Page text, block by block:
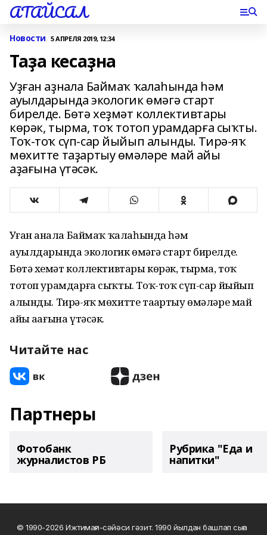
АТАЙСАЛ
Новости 5 АПРЕЛЯ 2019, 12:34
Таҙа кесаҙна
Уҙған аҙнала Баймаҡ ҡалаһында һәм
ауылдарында экологик өмәгә старт
бирелде. Бөтә хеҙмәт коллективтары
көрәк, тырма, тоҡ тотоп урамдарға сыҡты.
Тоҡ-тоҡ сүп-сар йыйып алынды. Тирә-яҡ
мөхитте таҙартыу өмәләре май айы
аҙағына үтәсәк.
Уҙған аҙнала Баймаҡ ҡалаһында һәм
ауылдарында экологик өмәгә старт бирелде.
Бөтә хеҙмәт коллективтары көрәк, тырма, тоҡ
тотоп урамдарға сыҡты. Тоҡ-тоҡ сүп-сар йыйып
алынды. Тирә-яҡ мөхитте таҙартыу өмәләре май
айы аҙағына үтәсәк.
Читайте нас
Партнеры
Фотобанк
журналистов РБ
Рубрика "Еда и
напитки"
© 1990-2026 Ижтимағи-сәйәси гәзит. 1990 йылдан башлап сыға